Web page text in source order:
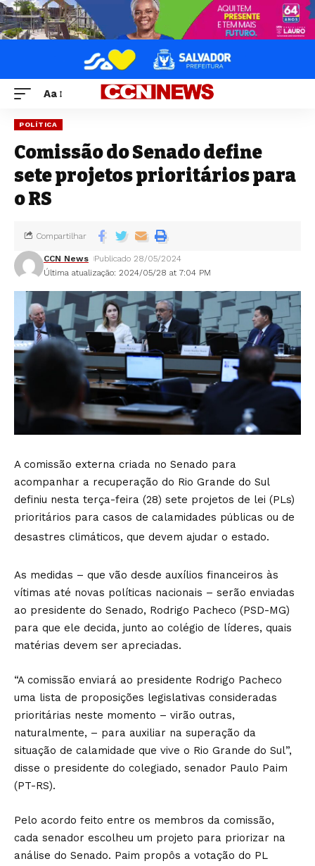
Aa
POLÍTICA
Comissão do Senado define
sete projetos prioritários para
o RS
Última atualização: 2024/05/28 at 7:04 PM
CCN News Publicado 28/05/2024
Compartilhar
A comissão externa criada no Senado para
acompanhar a recuperação do Rio Grande do Sul
definiu nesta terça-feira (28) sete projetos de lei (PLs)
prioritários para casos de calamidades públicas ou de
desastres climáticos, que devem ajudar o estado.
As medidas – que vão desde auxílios financeiros às
vítimas até novas políticas nacionais – serão enviadas
ao presidente do Senado, Rodrigo Pacheco (PSD-MG)
para que ele decida, junto ao colégio de líderes, quais
matérias devem ser apreciadas.
“A comissão enviará ao presidente Rodrigo Pacheco
uma lista de proposições legislativas consideradas
prioritárias neste momento – virão outras,
naturalmente, – para auxiliar na superação da
situação de calamidade que vive o Rio Grande do Sul”,
disse o presidente do colegiado, senador Paulo Paim
(PT-RS).
Pelo acordo feito entre os membros da comissão,
cada senador escolheu um projeto para priorizar na
análise do Senado. Paim propôs a votação do PL